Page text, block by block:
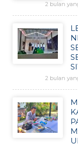
2 bulan
2 bulan